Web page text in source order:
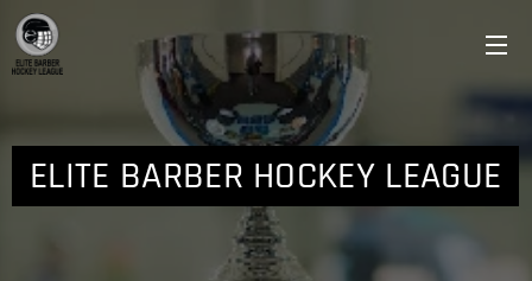
ELITE BARBER HOCKEY LEAGUE